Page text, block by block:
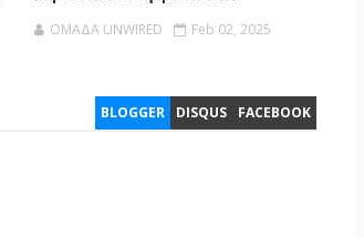
OMAΔΑ UNWIRED Feb 02, 2025
BLOGGER DISQUS FACEBOOK